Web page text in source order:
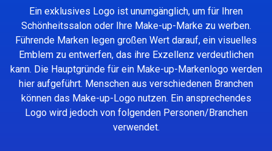
Ein exklusives Logo ist unumgänglich, um für Ihren
Schönheitssalon oder Ihre Make-up-Marke zu werben.
Führende Marken legen großen Wert darauf, ein visuelles
Emblem zu entwerfen, das ihre Exzellenz verdeutlichen
kann. Die Hauptgründe für ein Make-up-Markenlogo werden
hier aufgeführt. Menschen aus verschiedenen Branchen
können das Make-up-Logo nutzen. Ein ansprechendes
Logo wird jedoch von folgenden Personen/Branchen
verwendet.